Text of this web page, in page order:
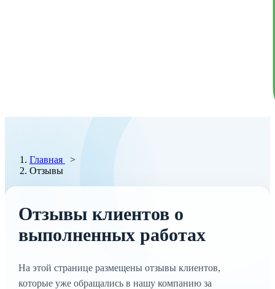
Главная
>
Отзывы
Отзывы клиентов о
выполненных работах
На этой странице размещены отзывы клиентов,
которые уже обращались в нашу компанию за